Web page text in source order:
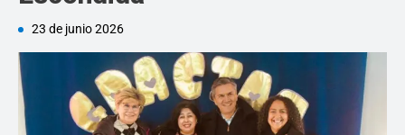
23 de junio 2026